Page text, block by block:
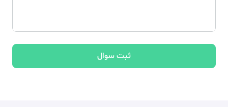
ثبت سوال